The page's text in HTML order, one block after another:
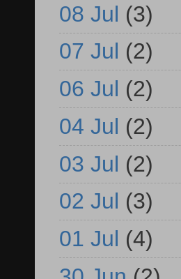
08 Jul (3)
07 Jul (2)
06 Jul (2)
04 Jul (2)
03 Jul (2)
02 Jul (3)
01 Jul (4)